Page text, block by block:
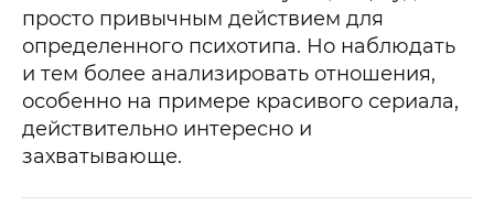
просто привычным действием для
определенного психотипа. Но наблюдать
и тем более анализировать отношения,
особенно на примере красивого сериала,
действительно интересно и
захватывающе.